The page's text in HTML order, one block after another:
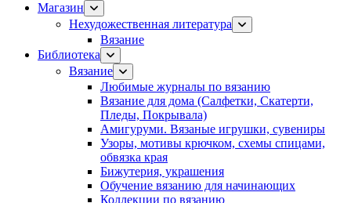
Магазин
Нехудожественная литература
Вязание
Библиотека
Вязание
Любимые журналы по вязанию
Вязание для дома (Салфетки, Скатерти,
Пледы, Покрывала)
Амигуруми. Вязаные игрушки, сувениры
Узоры, мотивы крючком, схемы спицами,
обвязка края
Бижутерия, украшения
Обучение вязанию для начинающих
Коллекции по вязанию